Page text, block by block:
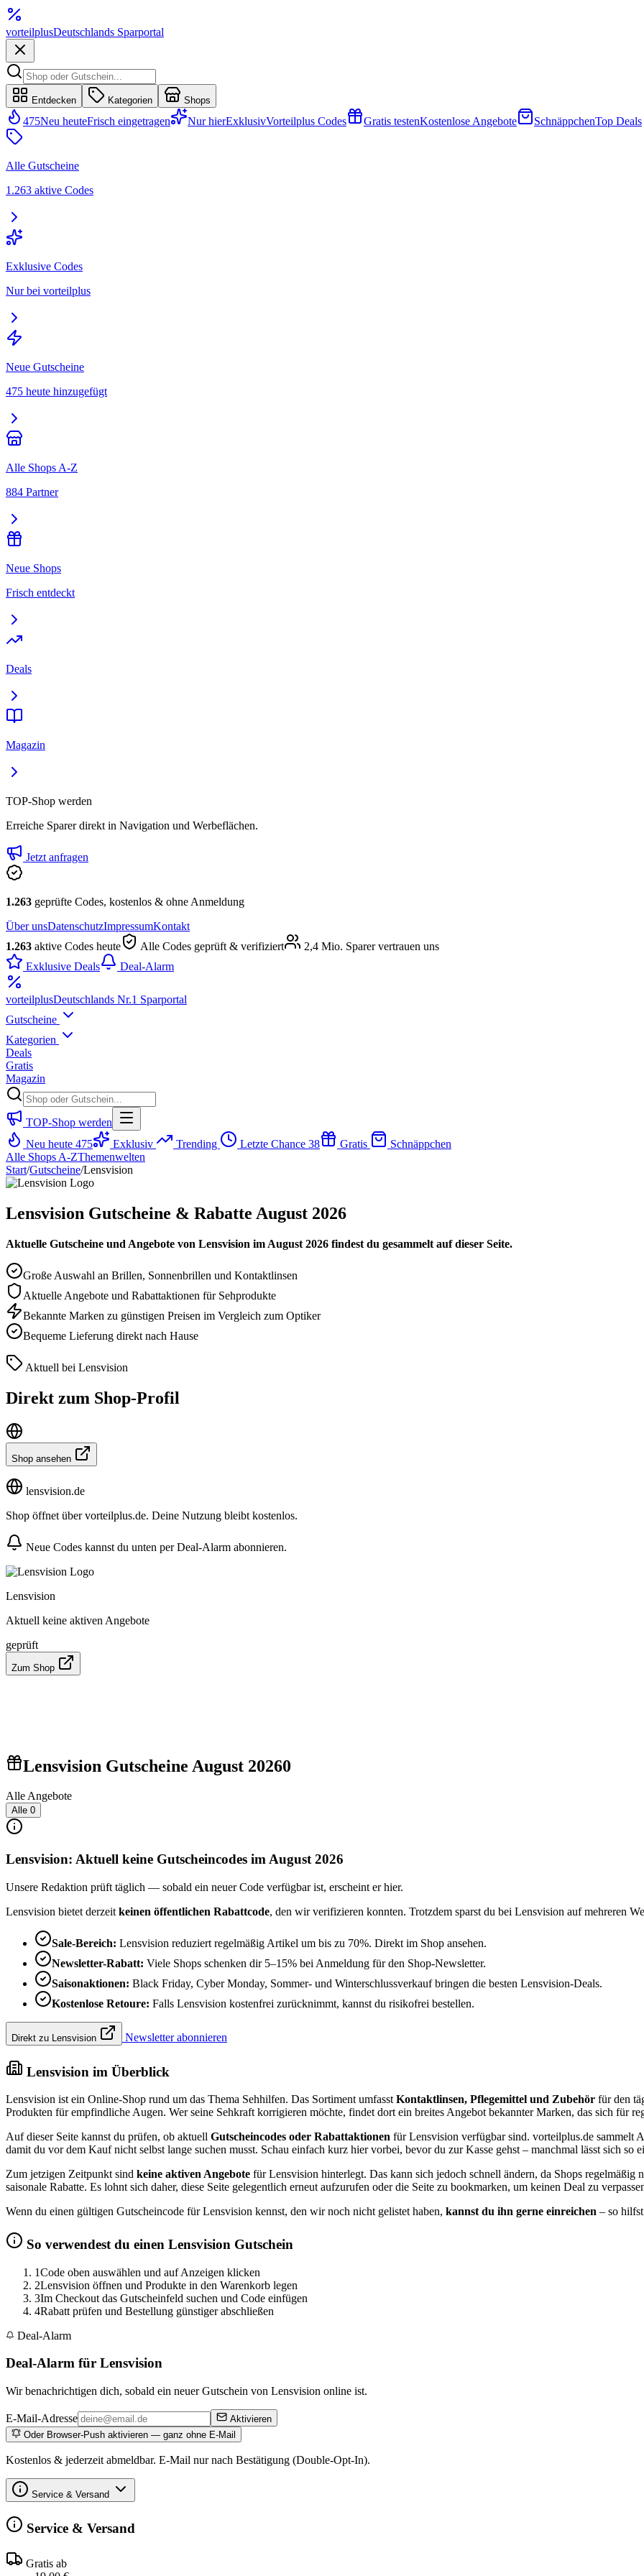
vorteilplusDeutschlands Sparportal
Entdecken Kategorien Shops
475Neu heuteFrisch eingetragen Nur hierExklusivVorteilplus Codes Gratis testenKostenlose Angebote SchnäppchenTop Deals
Alle Gutscheine
1.263 aktive Codes
Exklusive Codes
Nur bei vorteilplus
Neue Gutscheine
475 heute hinzugefügt
Alle Shops A-Z
884 Partner
Neue Shops
Frisch entdeckt
Deals
Magazin
TOP-Shop werden
Erreiche Sparer direkt in Navigation und Werbeflächen.
Jetzt anfragen
1.263 geprüfte Codes, kostenlos & ohne Anmeldung
Über unsDatenschutzImpressumKontakt
1.263 aktive Codes heute Alle Codes geprüft & verifiziert
2,4 Mio. Sparer vertrauen uns
Exklusive Deals
Deal-Alarm
vorteilplusDeutschlands Nr.1 Sparportal
Gutscheine
Kategorien
Deals
Gratis
Magazin
TOP-Shop werden
Neu heute 475 Exklusiv Trending Letzte Chance 38 Gratis
Schnäppchen
Alle Shops A-ZThemenwelten
Start/Gutscheine/Lensvision
Lensvision Gutscheine & Rabatte August 2026
Aktuelle Gutscheine und Angebote von Lensvision im August 2026 findest du gesammelt auf dieser Seite.
Große Auswahl an Brillen, Sonnenbrillen und Kontaktlinsen
Aktuelle Angebote und Rabattaktionen für Sehprodukte
Bekannte Marken zu günstigen Preisen im Vergleich zum Optiker
Bequeme Lieferung direkt nach Hause
Aktuell bei Lensvision
Direkt zum Shop-Profil
Shop ansehen
lensvision.de
Shop öffnet über vorteilplus.de. Deine Nutzung bleibt kostenlos.
Neue Codes kannst du unten per Deal-Alarm abonnieren.
Lensvision
Aktuell keine aktiven Angebote
geprüft
Zum Shop
Lensvision Gutscheine August 20260
Alle Angebote
Alle 0
Lensvision: Aktuell keine Gutscheincodes im August 2026
Unsere Redaktion prüft täglich — sobald ein neuer Code verfügbar ist, erscheint er hier.
Lensvision bietet derzeit keinen öffentlichen Rabattcode, den wir verifizieren konnten. Trotzdem sparst du bei Lensvision auf mehreren
Sale-Bereich: Lensvision reduziert regelmäßig Artikel um bis zu 70%. Direkt im Shop ansehen.
Newsletter-Rabatt: Viele Shops schenken dir 5–15% bei Anmeldung für den Shop-Newsletter.
Saisonaktionen: Black Friday, Cyber Monday, Sommer- und Winterschlussverkauf bringen die besten Lensvision-Deals.
Kostenlose Retoure: Falls Lensvision kostenfrei zurücknimmt, kannst du risikofrei bestellen.
Direkt zu Lensvision Newsletter abonnieren
Lensvision im Überblick
Lensvision ist ein Online-Shop rund um das Thema Sehhilfen. Das Sortiment umfasst Kontaktlinsen, Pflegemittel und Zubehör für den
Produkten für empfindliche Augen. Wer seine Sehkraft korrigieren möchte, findet dort ein breites Angebot bekannter Marken, das sich für
Auf dieser Seite kannst du prüfen, ob aktuell Gutscheincodes oder Rabattaktionen für Lensvision verfügbar sind. vorteilplus.de sammelt
damit du vor dem Kauf nicht selbst lange suchen musst. Schau einfach kurz hier vorbei, bevor du zur Kasse gehst – manchmal lässt sich so
Zum jetzigen Zeitpunkt sind keine aktiven Angebote für Lensvision hinterlegt. Das kann sich jedoch schnell ändern, da Shops regelmäßig
saisonale Rabatte. Es lohnt sich daher, diese Seite gelegentlich erneut aufzurufen oder die Seite zu bookmarken, um keinen Deal zu
Wenn du einen gültigen Gutscheincode für Lensvision kennst, den wir noch nicht gelistet haben, kannst du ihn gerne einreichen – so
So verwendest du einen Lensvision Gutschein
1Code oben auswählen und auf Anzeigen klicken
2Lensvision öffnen und Produkte in den Warenkorb legen
3Im Checkout das Gutscheinfeld suchen und Code einfügen
4Rabatt prüfen und Bestellung günstiger abschließen
Deal-Alarm
Deal-Alarm für Lensvision
Wir benachrichtigen dich, sobald ein neuer Gutschein von Lensvision online ist.
E-Mail-Adresse
Aktivieren
Oder Browser-Push aktivieren — ganz ohne E-Mail
Kostenlos & jederzeit abmeldbar. E-Mail nur nach Bestätigung (Double-Opt-In).
Service & Versand
Service & Versand
Gratis ab